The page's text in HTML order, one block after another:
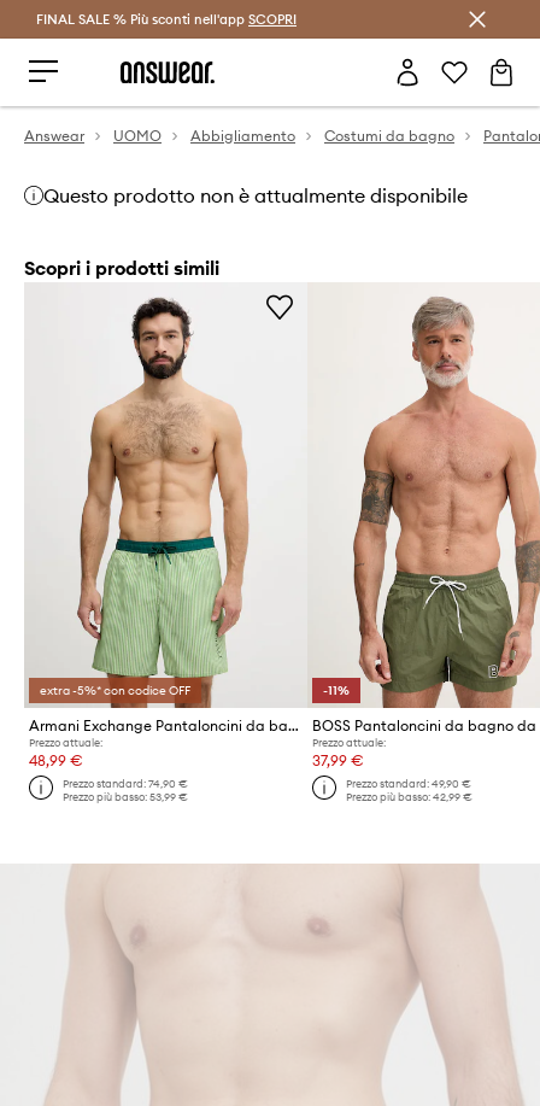
Risparmia con Answear Club >
FINAL SALE % Più sconti nell'app SCOPRI
Answear UOMO Abbigliamento Costumi da bagno
Questo prodotto non è attualmente disponibile
Scopri i prodotti simili
extra -5%* con codice OFF
Armani Exchange Pantaloncini da bagno da uomo
Prezzo attuale:
48,99 €
Prezzo standard:74,90 €
Prezzo più basso:53,99 €
-11%
Prezzo attuale:
37,99 €
Prezzo standard: 49,90 €
Prezzo più basso: 42,99 €